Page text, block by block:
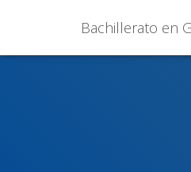
Bachillerato en